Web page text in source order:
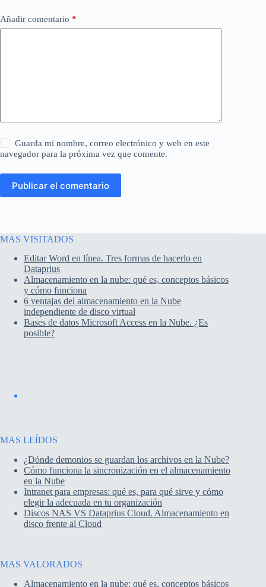
Añadir comentario *
Guarda mi nombre, correo electrónico y web en este
navegador para la próxima vez que comente.
Publicar el comentario
MAS VISITADOS
Editar Word en línea. Tres formas de hacerlo en
Dataprius
Almacenamiento en la nube: qué es, conceptos básicos
y cómo funciona
6 ventajas del almacenamiento en la Nube
independiente de disco virtual
Bases de datos Microsoft Access en la Nube. ¿Es
posible?
MAS LEÍDOS
¿Dónde demonios se guardan los archivos en la Nube?
Cómo funciona la sincronización en el almacenamiento
en la Nube
Intranet para empresas: qué es, para qué sirve y cómo
elegir la adecuada en tu organización
Discos NAS VS Dataprius Cloud. Almacenamiento en
disco frente al Cloud
MAS VALORADOS
Almacenamiento en la nube: qué es, conceptos básicos